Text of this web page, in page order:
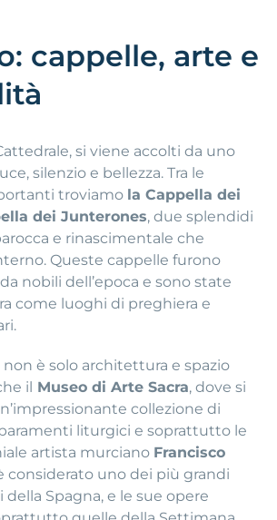
cappelle, arte e
si viene accolti da uno
silenzio e bellezza. Tra le
troviamo la Cappella dei
dei Junterones, due splendidi
e rinascimentale che
Queste cappelle furono
nobili dell’epoca e sono state
come luoghi di preghiera e
non è solo architettura e spazio
il Museo di Arte Sacra, dove si
collezione di
liturgici e soprattutto le
artista murciano Francisco
considerato uno dei più grandi
Spagna, e le sue opere